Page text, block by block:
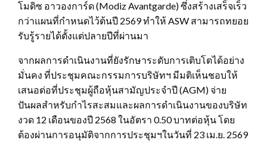
โมดิซ อาวองการ์ด (Modiz Avantgarde) ซึ่งสร้างเสร็จเร็ว
กว่าแผนที่กำหนดไว้ต้นปี 2569 ทำให้ ASW สามารถทยอย
รับรู้รายได้ตั้งแต่ปลายปีที่ผ่านมา
จากผลการดำเนินงานที่ยังรักษาระดับการเติบโตได้อย่าง
มั่นคง ที่ประชุมคณะกรรมการบริษัทฯ มีมติเห็นชอบให้
เสนอต่อที่ประชุมผู้ถือหุ้นสามัญประจำปี (AGM) จ่าย
ปันผลสำหรับกำไรสะสมและผลการดำเนินงานของบริษัท
งวด 12 เดือนของปี 2568 ในอัตรา 0.50 บาทต่อหุ้น โดย
ต้องผ่านการอนุมัติจากการประชุมฯในวันที่ 23 เม.ย. 2569